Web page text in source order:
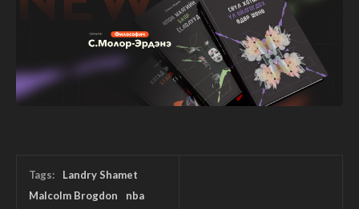
Tags:
Landry Shamet
Malcolm Brogdon
nba